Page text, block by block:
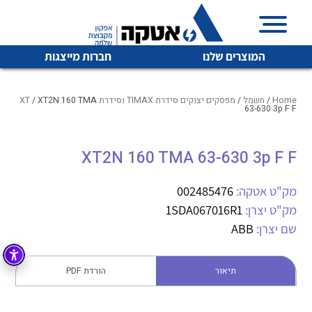
המוצרים שלנו חברות מייצגות
איכות | שרות | זמינות
והפצה של מוצרי
מיתוג, בקרה , ואינסטלציה חשמלית ופעילה ב7 תחומים:
חשמל מיתוג ואינסטלציה חשמלית
בקרה
זיווד
לכל מוצרי היצרן לכל מוצרי היצרן
לכל מוצרי היצרן לכל מוצרי היצרן
Home
/ חשמל / מפסקים יצוקים סידרת TIMAX וסידרת XT / XT2N 160 TMA
63-630 3p F F
XT2N 160 TMA 63-630 3p F F
מק"ט אטקה: 002485476
מק"ט יצרן: 1SDA067016R1
שם יצרן: ABB
תיאור הורדת PDF